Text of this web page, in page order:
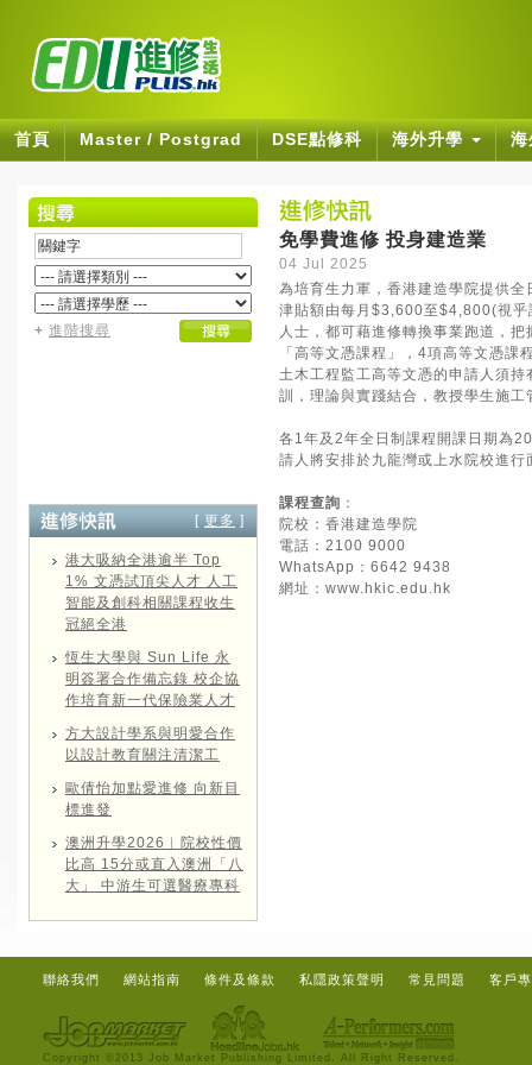
首頁 Master / Postgrad DSE點修科 海外升學
+ 進階搜尋
[ 更多 ]
港大吸納全港逾半 Top
1% 文憑試頂尖人才 人工
智能及創科相關課程收生
冠絕全港
恆生大學與 Sun Life 永
明簽署合作備忘錄 校企協
作培育新一代保險業人才
方大設計學系與明愛合作
以設計教育關注清潔工
歐倩怡加點愛進修 向新目
標進發
澳洲升學2026︱院校性價
比高 15分或直入澳洲「八
大」 中游生可選醫療專科
免學費進修 投身建造業
04 Jul 2025
為培育生力軍，香港建造學院提供
津貼額由每月$3,600至$4,800(視乎
人士，都可藉進修轉換事業跑道，
「高等文憑課程」，4項高等文憑
土木工程監工高等文憑的申請人須
訓，理論與實踐結合，教授學生施
各1年及2年全日制課程開課日期為
請人將安排於九龍灣或上水院校進
課程查詢 ：
院校：香港建造學院
電話：2100 9000
WhatsApp：6642 9438
網址： www.hkic.edu.hk
聯絡我們 網站指南 條件及條款 私隱政策聲明 常見問題 客戶
Copyright ©2013 Job Market Publishing Limited. All Right Reserved.